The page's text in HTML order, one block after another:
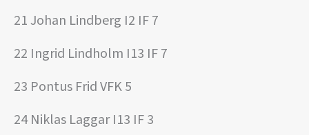
21 Johan Lindberg I2 IF 7
22 Ingrid Lindholm I13 IF 7
23 Pontus Frid VFK 5
24 Niklas Laggar I13 IF 3